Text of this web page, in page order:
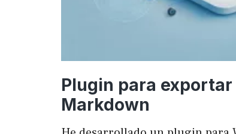
Plugin para exportar
Markdown